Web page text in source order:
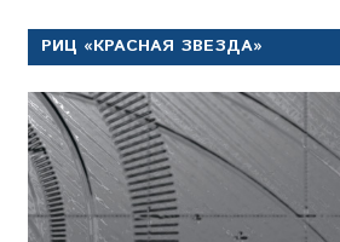
РИЦ «КРАСНАЯ ЗВЕЗДА»